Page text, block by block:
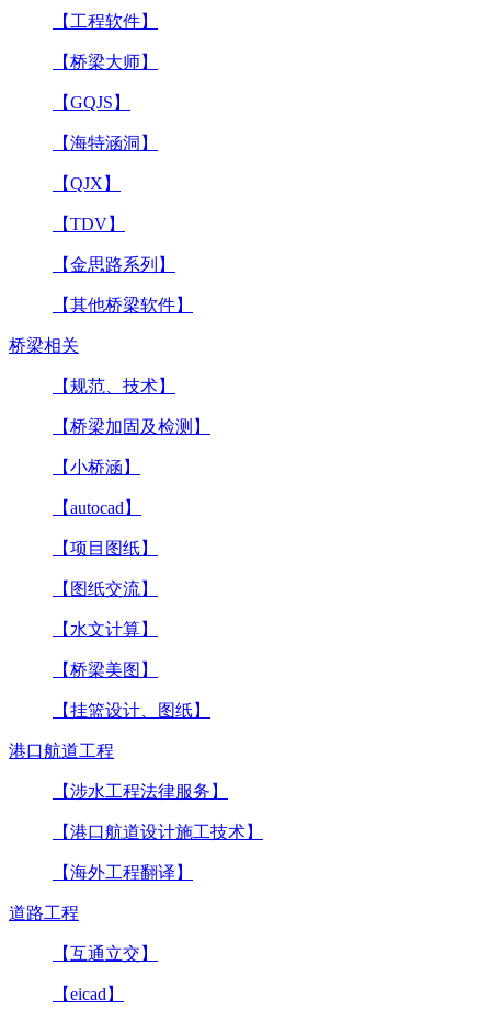
【工程软件】
【桥梁大师】
【GQJS】
【海特涵洞】
【QJX】
【TDV】
【金思路系列】
【其他桥梁软件】
桥梁相关
【规范、技术】
【桥梁加固及检测】
【小桥涵】
【autocad】
【项目图纸】
【图纸交流】
【水文计算】
【桥梁美图】
【挂篮设计、图纸】
港口航道工程
【涉水工程法律服务】
【港口航道设计施工技术】
【海外工程翻译】
道路工程
【互通立交】
【eicad】